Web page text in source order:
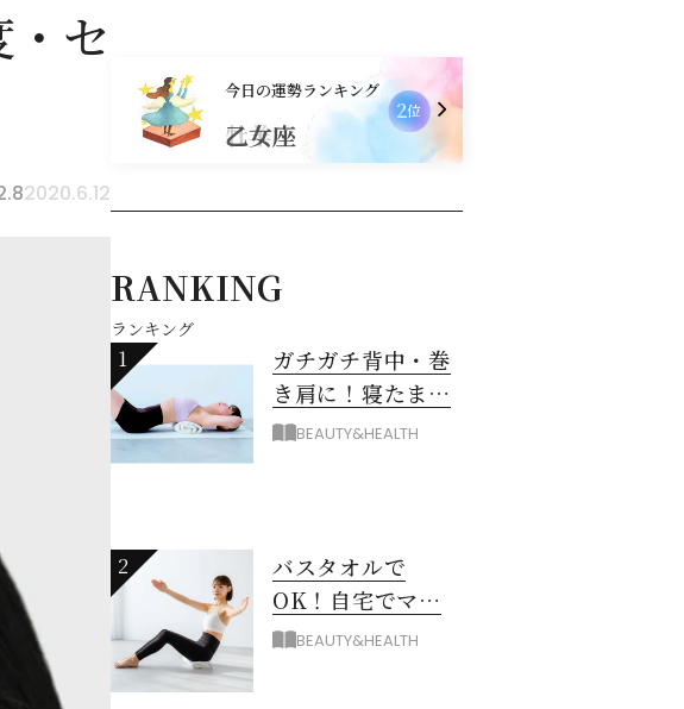
セ
2020.6.12
今日の運勢ランキング
乙女座
2位
RANKING
ランキング
1
ガチガチ背中・巻
き肩に！寝たまま
バスタオル「おう
BEAUTY&HEALTH
2
バスタオルで
OK！自宅でマシ
ン級に骨から整え
BEAUTY&HEALTH